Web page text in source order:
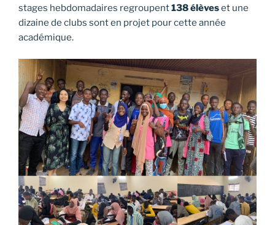
stages hebdomadaires regroupent138 élèveset une
dizaine de clubs sont en projet pour cette année
académique.